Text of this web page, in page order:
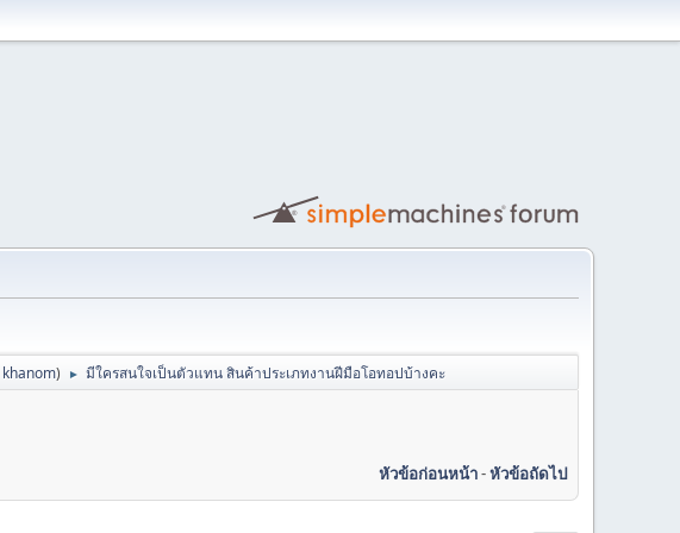
khanom) ► มีใครสนใจเป็นตัวแทน สินค้าประเภทงานฝีมือโอทอปบ้างคะ
หัวข้อก่อนหน้า-หัวข้อถัดไป